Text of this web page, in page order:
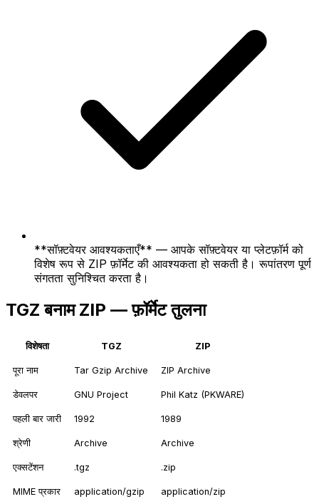
**सॉफ़्टवेयर आवश्यकताएँ** — आपके सॉफ़्टवेयर या प्लेटफ़ॉर्म को
विशेष रूप से ZIP फ़ॉर्मेट की आवश्यकता हो सकती है। रूपांतरण पूर्ण
संगतता सुनिश्चित करता है।
TGZ बनाम ZIP — फ़ॉर्मेट तुलना
विशेषता TGZ ZIP
पूरा नाम Tar Gzip Archive ZIP Archive
डेवलपर GNU Project Phil Katz (PKWARE)
पहली बार जारी 1992 1989
श्रेणी Archive Archive
एक्सटेंशन .tgz .zip
MIME प्रकार application/gzip application/zip